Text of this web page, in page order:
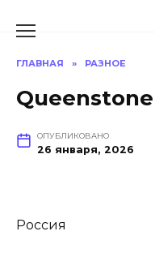
ГЛАВНАЯ » РАЗНОЕ
Queenstone
ОПУБЛИКОВАНО
26 января, 2026
Россия